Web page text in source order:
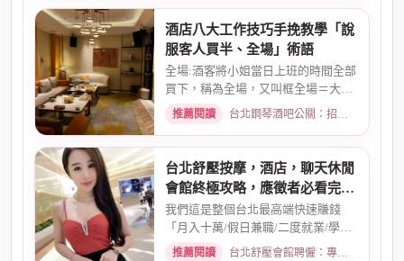
酒店八大工作技巧手挽教學「說
服客人買半、全場」術語
全場:酒客將小姐當日上班的時間全部
買下，稱為全場，又叫框全場＝大框
＝外全酒店買框送s外全多少...
推薦閱讀 台北鋼琴酒吧公關：招募條件與工作環境介紹 · 2026-03-26
台北舒壓按摩，酒店，聊天休閒
會館終極攻略，應徵者必看完整
指南
我們這是整個台北最高端快速賺錢
「月入十萬/假日兼職/二度就業/學生
兼職/八大廣告/林森北路KTV酒...
推薦閱讀 台北舒壓會館聘僱：專業按摩師職缺與職涯規劃 · 2026-01-07